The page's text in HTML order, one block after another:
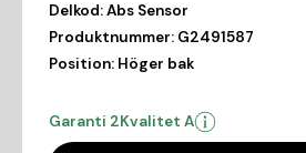
Delkod:Abs Sensor
Produktnummer: G2491587
Position: Höger bak
Garanti 2Kvalitet A